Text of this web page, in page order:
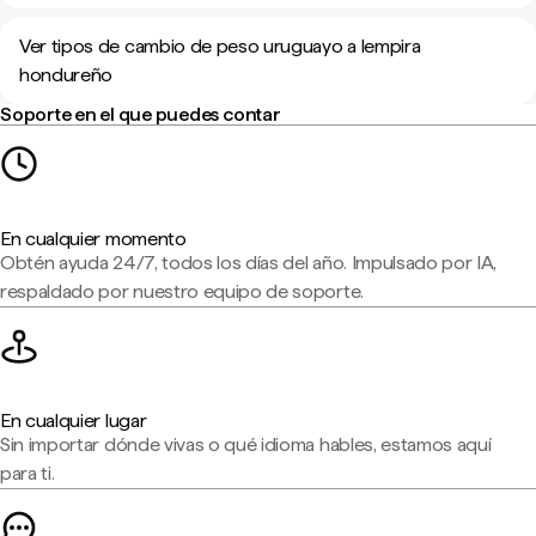
Ver tipos de cambio de peso uruguayo a lempira
hondureño
Soporte en el que puedes contar
En cualquier momento
Obtén ayuda 24/7, todos los días del año. Impulsado por IA,
respaldado por nuestro equipo de soporte.
En cualquier lugar
Sin importar dónde vivas o qué idioma hables, estamos aquí
para ti.